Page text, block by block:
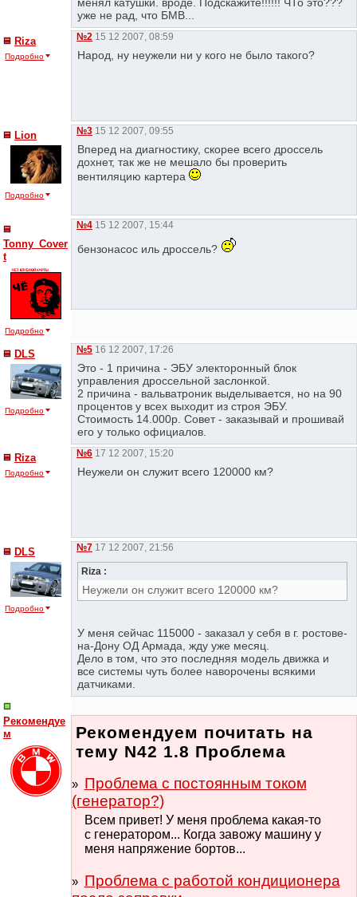
уже не рад, что БМВ...
Riza
Подробно
№2 15 12 2007, 08:59
Народ, ну неужели ни у кого не было такого?
Lion
Подробно
№3 15 12 2007, 09:55
Вперед на диагностику, скорее всего дроссель
дохнет, так же не мешало бы проверить
вентиляцию картера
Tonny_Cover
t
Подробно
№4 15 12 2007, 15:44
бензонасос иль дроссель?
DLS
Подробно
№5 16 12 2007, 17:26
Это - 1 причина - ЭБУ электоронный блок
управления дроссельной заслонкой.
2 причина - вальватроник выделывается, но на 90
процентов у всех выходит из строя ЭБУ.
Стоимость 14.000р. Совет - заказывай и прошивай
его у только официалов.
Riza
Подробно
№6 17 12 2007, 15:20
Неужели он служит всего 120000 км?
DLS
Подробно
№7 17 12 2007, 21:56
Riza :
Неужели он служит всего 120000 км?
У меня сейчас 115000 - заказал у себя в г. ростове-
на-Дону ОД Армада, жду уже месяц.
Дело в том, что это последняя модель движка и
все системы чуть более наворочены всякими
датчиками.
Рекомендуе
м
Рекомендуем почитать на
тему N42 1.8 Проблема
Проблема с постоянным током
(генератор?)
Всем привет! У меня проблема какая-то
с генератором... Когда завожу машину у
меня напряжение бортов...
Проблема с работой кондиционера